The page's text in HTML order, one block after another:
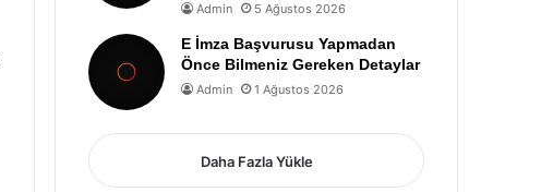
Admin 5 Ağustos 2026
E İmza Başvurusu Yapmadan
Önce Bilmeniz Gereken Detaylar
Admin 1 Ağustos 2026
Daha Fazla Yükle